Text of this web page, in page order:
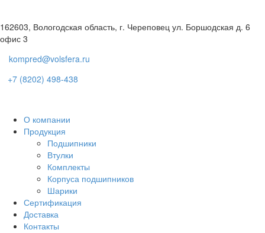
162603, Вологодская область, г. Череповец ул. Боршодская д. 6
офис 3
kompred@volsfera.ru
+7 (8202) 498-438
О компании
Продукция
Подшипники
Втулки
Комплекты
Корпуса подшипников
Шарики
Сертификация
Доставка
Контакты